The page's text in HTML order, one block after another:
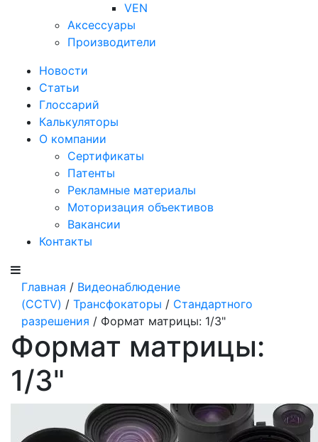
VEN
Аксессуары
Производители
Новости
Статьи
Глоссарий
Калькуляторы
О компании
Сертификаты
Патенты
Рекламные материалы
Моторизация объективов
Вакансии
Контакты
Главная / Видеонаблюдение
(CCTV) / Трансфокаторы / Стандартного
разрешения / Формат матрицы: 1/3"
Формат матрицы:
1/3"